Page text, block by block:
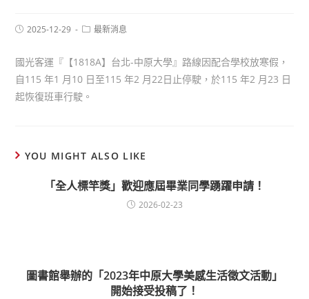
2025-12-29 最新消息
國光客運『【1818A】台北-中原大學』路線因配合學校放寒假，
自115 年1 月10 日至115 年2 月22日止停駛，於115 年2 月23 日
起恢復班車行駛。
YOU MIGHT ALSO LIKE
「全人標竿獎」歡迎應屆畢業同學踴躍申請！
2026-02-23
圖書館舉辦的「2023年中原大學美感生活徵文活動」
開始接受投稿了！